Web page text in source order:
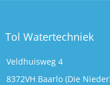
Tol Watertechniek
Veldhuisweg 4
8372VH Baarlo (Die